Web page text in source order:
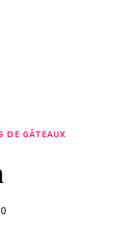
DE GÂTEAUX